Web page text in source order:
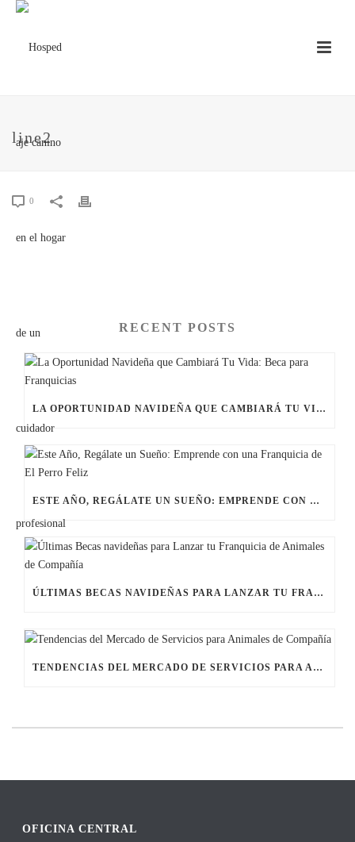
line2
0
RECENT POSTS
LA OPORTUNIDAD NAVIDEÑA QUE CAMBIARÁ TU VIDA: BECA PARA FRANQUICIAS
ESTE AÑO, REGÁLATE UN SUEÑO: EMPRENDE CON UNA FRANQUICIA DE EL PERRO FELIZ
ÚLTIMAS BECAS NAVIDEÑAS PARA LANZAR TU FRANQUICIA DE ANIMALES DE COMPAÑÍA
TENDENCIAS DEL MERCADO DE SERVICIOS PARA ANIMALES DE COMPAÑÍA
OFICINA CENTRAL